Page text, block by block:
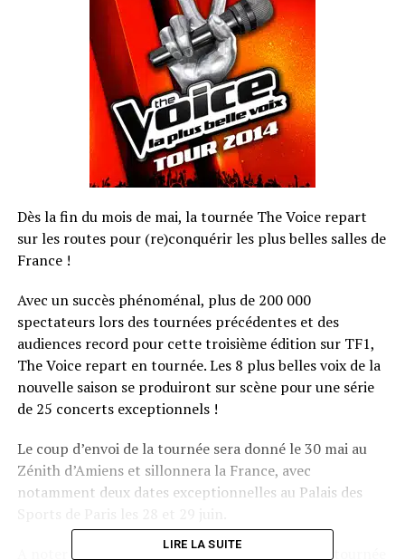
Dès la fin du mois de mai, la tournée The Voice repart
sur les routes pour (re)conquérir les plus belles salles de
France !
Avec un succès phénoménal, plus de 200 000
spectateurs lors des tournées précédentes et des
audiences record pour cette troisième édition sur TF1,
The Voice repart en tournée. Les 8 plus belles voix de la
nouvelle saison se produiront sur scène pour une série
de 25 concerts exceptionnels !
Le coup d’envoi de la tournée sera donné le 30 mai au
Zénith d’Amiens et sillonnera la France, avec
notamment deux dates exceptionnelles au Palais des
A noter que cette année, comme l’an dernier, la tournée
LIRE LA SUITE